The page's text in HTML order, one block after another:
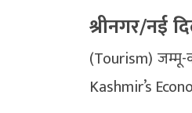
श्रीनगर/नई
(Tourism)
Kashmir’s